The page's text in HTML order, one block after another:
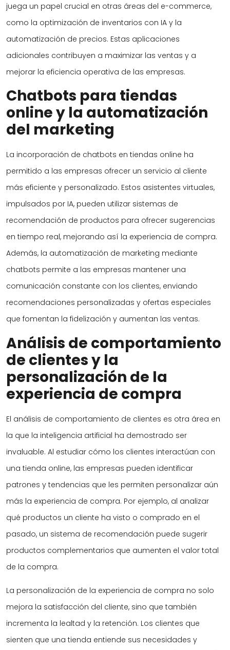
juega un papel crucial en otras áreas del e-commerce,
como la optimización de inventarios con IA y la
automatización de precios. Estas aplicaciones
adicionales contribuyen a maximizar las ventas y a
mejorar la eficiencia operativa de las empresas.
Chatbots para tiendas
online y la automatización
del marketing
La incorporación de chatbots en tiendas online ha
permitido a las empresas ofrecer un servicio al cliente
más eficiente y personalizado. Estos asistentes virtuales,
impulsados por IA, pueden utilizar sistemas de
recomendación de productos para ofrecer sugerencias
en tiempo real, mejorando así la experiencia de compra.
Además, la automatización de marketing mediante
chatbots permite a las empresas mantener una
comunicación constante con los clientes, enviando
recomendaciones personalizadas y ofertas especiales
que fomentan la fidelización y aumentan las ventas.
Análisis de comportamiento
de clientes y la
personalización de la
experiencia de compra
El análisis de comportamiento de clientes es otra área en
la que la inteligencia artificial ha demostrado ser
invaluable. Al estudiar cómo los clientes interactúan con
una tienda online, las empresas pueden identificar
patrones y tendencias que les permiten personalizar aún
más la experiencia de compra. Por ejemplo, al analizar
qué productos un cliente ha visto o comprado en el
pasado, un sistema de recomendación puede sugerir
productos complementarios que aumenten el valor total
de la compra.
La personalización de la experiencia de compra no solo
mejora la satisfacción del cliente, sino que también
incrementa la lealtad y la retención. Los clientes que
sienten que una tienda entiende sus necesidades y